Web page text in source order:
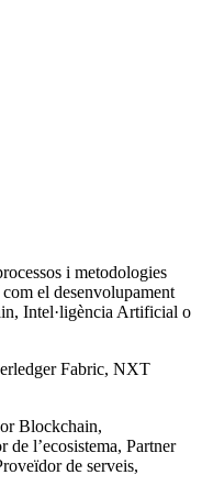
i metodologies
el desenvolupament
Intel·ligència Artificial o
Fabric, NXT
Blockchain,
l’ecosistema, Partner
de serveis,